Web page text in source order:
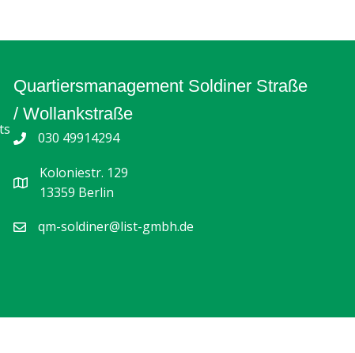
Quartiersmanagement Soldiner Straße
/ Wollankstraße
030 49914294
Koloniestr. 129
13359 Berlin
qm-soldiner@list-gmbh.de